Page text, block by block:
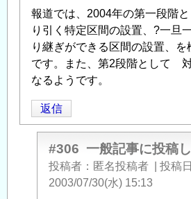
報道では、2004年の第一段階
り引く特定区間の設置、?一旦
り継ぎができる区間の設置、を
です。また、第2段階として
なるようです。
返信
#306 一般記事に投稿
投稿者 匿名投稿者
投稿
2003/07/30(水) 15:13